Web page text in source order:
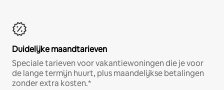
Duidelijke maandtarieven
Speciale tarieven voor vakantiewoningen die je voor
de lange termijn huurt, plus maandelijkse betalingen
zonder extra kosten.*